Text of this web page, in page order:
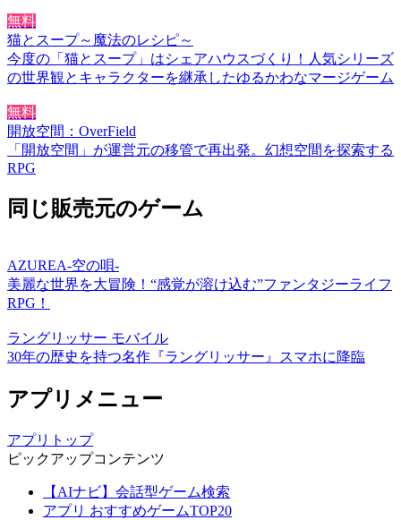
無料
猫とスープ～魔法のレシピ～
今度の「猫とスープ」はシェアハウスづくり！人気シリーズ
の世界観とキャラクターを継承したゆるかわなマージゲーム
無料
開放空間：OverField
「開放空間」が運営元の移管で再出発。幻想空間を探索する
RPG
同じ販売元のゲーム
AZUREA-空の唄-
美麗な世界を大冒険！“感覚が溶け込む”ファンタジーライフ
RPG！
ラングリッサー モバイル
30年の歴史を持つ名作『ラングリッサー』スマホに降臨
アプリメニュー
アプリトップ
ピックアップコンテンツ
【AIナビ】会話型ゲーム検索
アプリ おすすめゲームTOP20